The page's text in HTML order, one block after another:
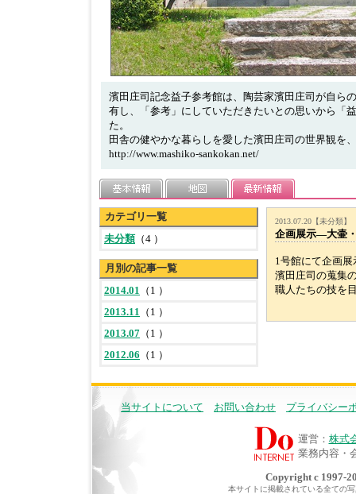
濱田庄司記念益子参考館は、陶芸家濱田庄司が自ら
有し、「参考」にしていただきたいとの思いから「
た。
田舎の健やかな暮らしを愛した濱田庄司の世界観を
http://www.mashiko-sankokan.net/
カテゴリ一覧
未分類（4 ）
月別の記事一覧
2014.01 （1 ）
2013.11 （1 ）
2013.07 （1 ）
2012.06 （1 ）
2013.07.20【未分類】
企画展示―大壷
1号館にて企画展
濱田庄司の蒐集
職人たちの技を
当サイトについて お問い合わせ プライバシー
運営： 株式
業務内容・
Copyright c 1997-
本サイトに掲載されている全ての